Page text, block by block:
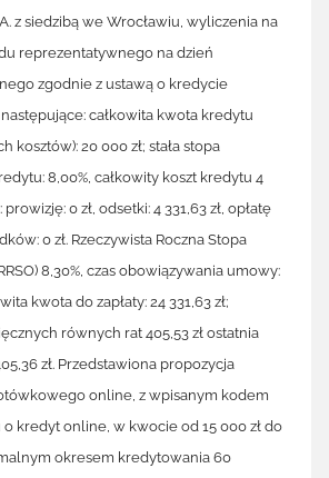
z siedzibą we Wrocławiu, wyliczenia na
reprezentatywnego na dzień
zgodnie z ustawą o kredycie
całkowita kwota kredytu
kosztów): 20 000 zł; stała stopa
8,00%, całkowity koszt kredytu 4
0 zł, odsetki: 4 331,63 zł, opłatę
0 zł. Rzeczywista Roczna Stopa
8,30%, czas obowiązywania umowy:
kwota do zapłaty: 24 331,63 zł;
równych rat 405,53 zł ostatnia
zł. Przedstawiona propozycja
online, z wpisanym kodem
o kredyt online, w kwocie od 15 000 zł do
okresem kredytowania 60